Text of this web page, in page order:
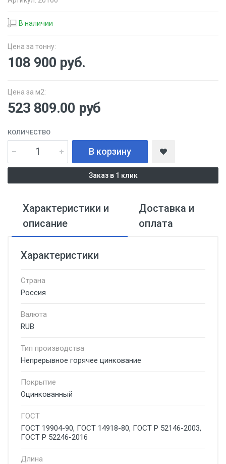
В наличии
Цена за тонну:
108 900 руб.
Цена за м2:
523 809.00 руб
КОЛИЧЕСТВО
В корзину
Заказ в 1 клик
Характеристики и
описание
Доставка и
оплата
Характеристики
Страна
Россия
Валюта
RUB
Тип производства
Непрерывное горячее цинкование
Покрытие
Оцинкованный
ГОСТ
ГОСТ 19904-90, ГОСТ 14918-80, ГОСТ Р 52146-2003,
ГОСТ Р 52246-2016
Длина